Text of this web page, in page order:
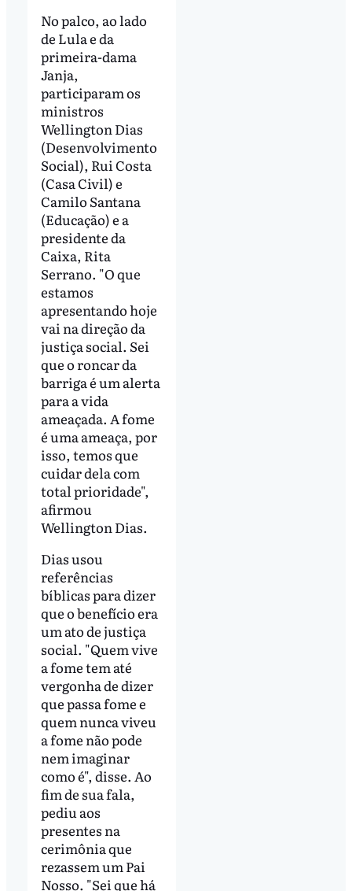
No palco, ao lado
de Lula e da
primeira-dama
Janja,
participaram os
ministros
Wellington Dias
(Desenvolvimento
Social), Rui Costa
(Casa Civil) e
Camilo Santana
(Educação) e a
presidente da
Caixa, Rita
Serrano. "O que
estamos
apresentando hoje
vai na direção da
justiça social. Sei
que o roncar da
barriga é um alerta
para a vida
ameaçada. A fome
é uma ameaça, por
isso, temos que
cuidar dela com
total prioridade",
afirmou
Wellington Dias.
Dias usou
referências
bíblicas para dizer
que o benefício era
um ato de justiça
social. "Quem vive
a fome tem até
vergonha de dizer
que passa fome e
quem nunca viveu
a fome não pode
nem imaginar
como é", disse. Ao
fim de sua fala,
pediu aos
presentes na
cerimônia que
rezassem um Pai
Nosso. "Sei que há